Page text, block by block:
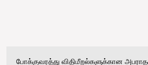
போக்குவரத்து விதிமீறல்களுக்கான